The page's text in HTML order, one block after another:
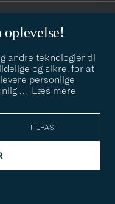
andre teknologier til
og sikre, for at
personlige
… Læs mere
TILPAS
os hjælpe dig, vi hjælper